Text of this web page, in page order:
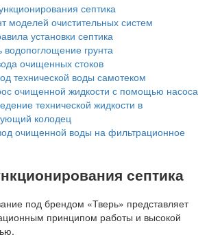
септика
моделей очистительных систем
установки септика
водопоглощение грунта
очищенных стоков
технической воды самотеком
очищенной жидкости с помощью насоса
технической жидкости в
колодец
очищенной воды на фильтрационное
септика
под брендом «Тверь» представляет
принципом работы и высокой